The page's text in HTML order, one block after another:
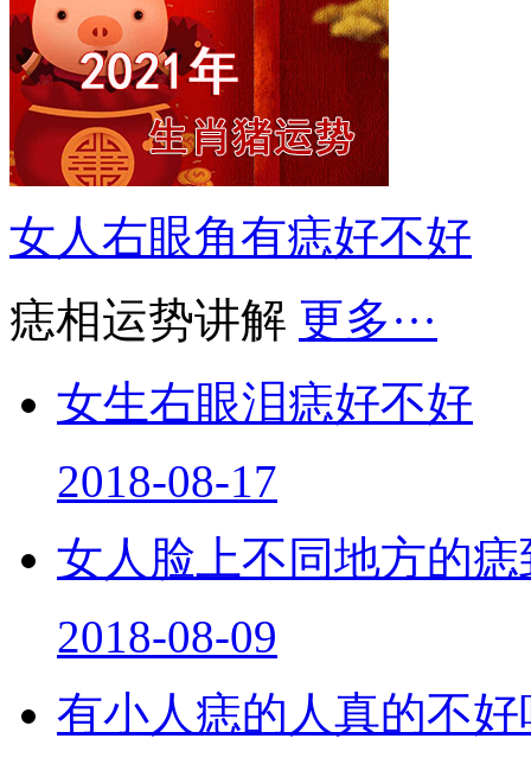
女人右眼角有痣好不好
痣相运势讲解 更多···
女生右眼泪痣好不好
2018-08-17
女人脸上不同地方的
2018-08-09
有小人痣的人真的不好